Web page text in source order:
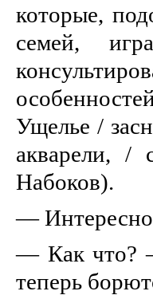
которые,
семей,
Ущелье /
акварели, /
Набоков).
—
— Как что?
теперь